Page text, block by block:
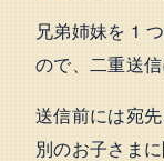
兄弟姉妹を 1
ので、二重送信
送信前には宛
別のお子さま